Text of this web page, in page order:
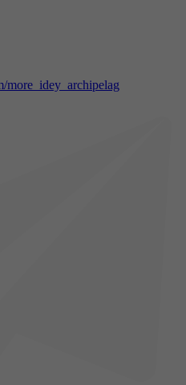
more_idey_archipelag